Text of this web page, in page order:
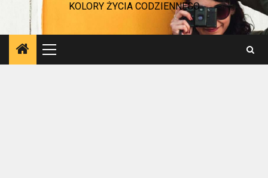
KOLORY ŻYCIA CODZIENNEGO
Menu
główne